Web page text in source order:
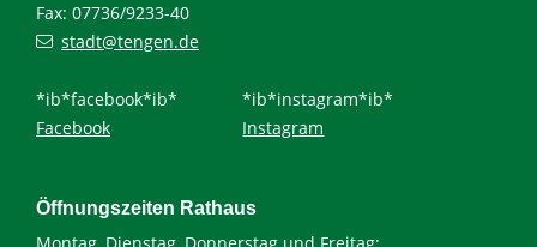
Fax: 07736/9233-40
stadt@tengen.de
*ib*facebook*ib*
Facebook
*ib*instagram*ib*
Instagram
Öffnungszeiten Rathaus